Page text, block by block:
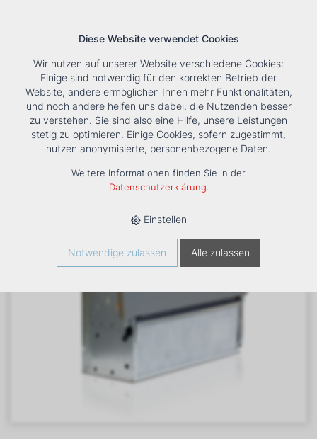
Tools Unternehmen Karriere KontaktSuche
HOME › PRODUKTE › KÄLTE/KLIMA › FANCOILS ›
VENTILATORKONVEKTOR ESTRO FB 1
Diese Website verwendet Cookies
Wir nutzen auf unserer Website verschiedene Cookies:
Einige sind notwendig für den korrekten Betrieb der
Website, andere ermöglichen Ihnen mehr Funktionalitäten,
und noch andere helfen uns dabei, die Nutzenden besser
zu verstehen. Sie sind also eine Hilfe, unsere Leistungen
stetig zu optimieren. Einige Cookies, sofern zugestimmt,
nutzen anonymisierte, personenbezogene Daten.
Weitere Informationen finden Sie in der
Datenschutzerklärung.
Einstellen
Notwendige zulassen Alle zulassen